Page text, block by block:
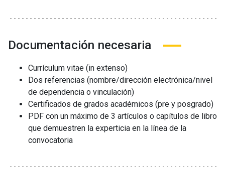
Documentación necesaria
Currículum vitae (in extenso)
Dos referencias (nombre/dirección electrónica/nivel
de dependencia o vinculación)
Certificados de grados académicos (pre y posgrado)
PDF con un máximo de 3 artículos o capítulos de libro
que demuestren la experticia en la línea de la
convocatoria